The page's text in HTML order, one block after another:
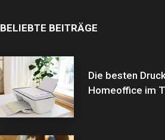
BELIEBTE BEITRÄGE
Die besten
Homeoffice im